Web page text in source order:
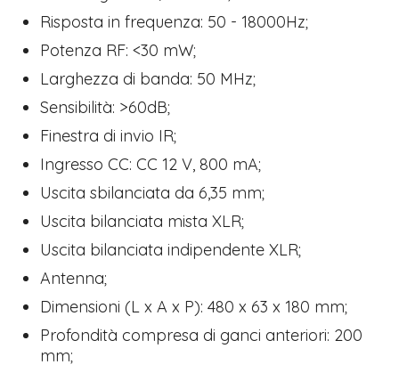
Risposta in frequenza: 50 - 18000Hz;
Potenza RF: <30 mW;
Larghezza di banda: 50 MHz;
Sensibilità: >60dB;
Finestra di invio IR;
Ingresso CC: CC 12 V, 800 mA;
Uscita sbilanciata da 6,35 mm;
Uscita bilanciata mista XLR;
Uscita bilanciata indipendente XLR;
Antenna;
Dimensioni (L x A x P): 480 x 63 x 180 mm;
Profondità compresa di ganci anteriori: 200
mm;